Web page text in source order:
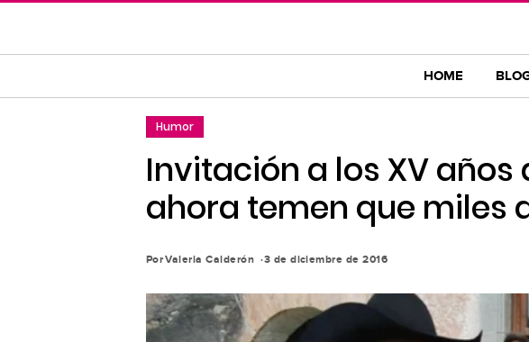
contenido
HOME
Humor
Invitación a los XV años
ahora temen que miles
PorValeria Calderón 3 de diciembre de 2016